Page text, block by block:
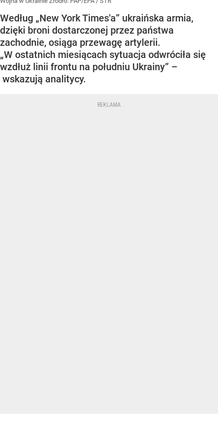
Według „New York Times'a” ukraińska armia,
dzięki broni dostarczonej przez państwa
zachodnie, osiąga przewagę artylerii.
„W ostatnich miesiącach sytuacja odwróciła się
wzdłuż linii frontu na południu Ukrainy” –
wskazują analitycy.